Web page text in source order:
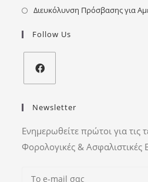
Διευκόλυνση Πρόσβασης για
Follow Us
Newsletter
Ενημερωθείτε πρώτοι για τις
Φορολογικές & Ασφαλιστικές